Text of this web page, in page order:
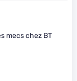
mecs chez BT